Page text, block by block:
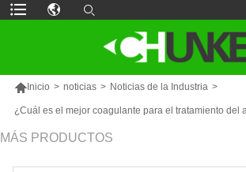
Inicio > noticias > Noticias de la Industria >
¿Cuál es el mejor coagulante para el tratamiento del
MÁS PRODUCTOS